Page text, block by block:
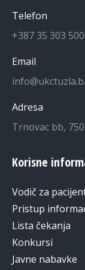
Telefon
+387 35 303
Email
Adresa
Trnovac bb,
Korisne
Vodič za
Pristup
Lista čekanja
Konkursi
Javne nabavke